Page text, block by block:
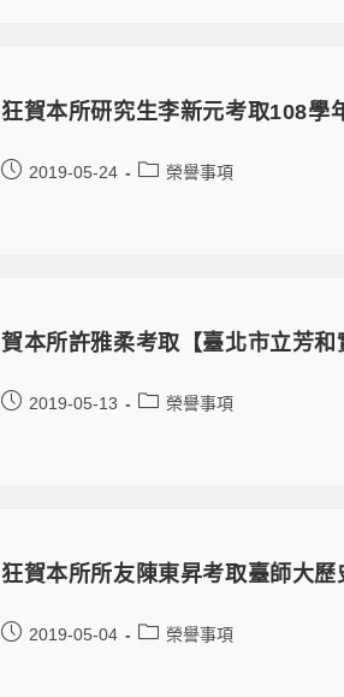
狂賀本所研究生李新元考取108學
2019-05-24 榮譽事項
賀本所許雅柔考取【臺北市立芳
2019-05-13 榮譽事項
狂賀本所所友陳東昇考取臺師大
2019-05-04 榮譽事項